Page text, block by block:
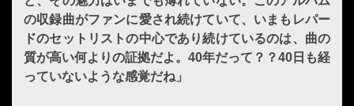
の収録曲がファンに愛され続けていて、いまもレパー
ドのセットリストの中心であり続けているのは、曲の
質が高い何よりの証拠だよ。40年だって？？40日も経
っていないような感覚だね」